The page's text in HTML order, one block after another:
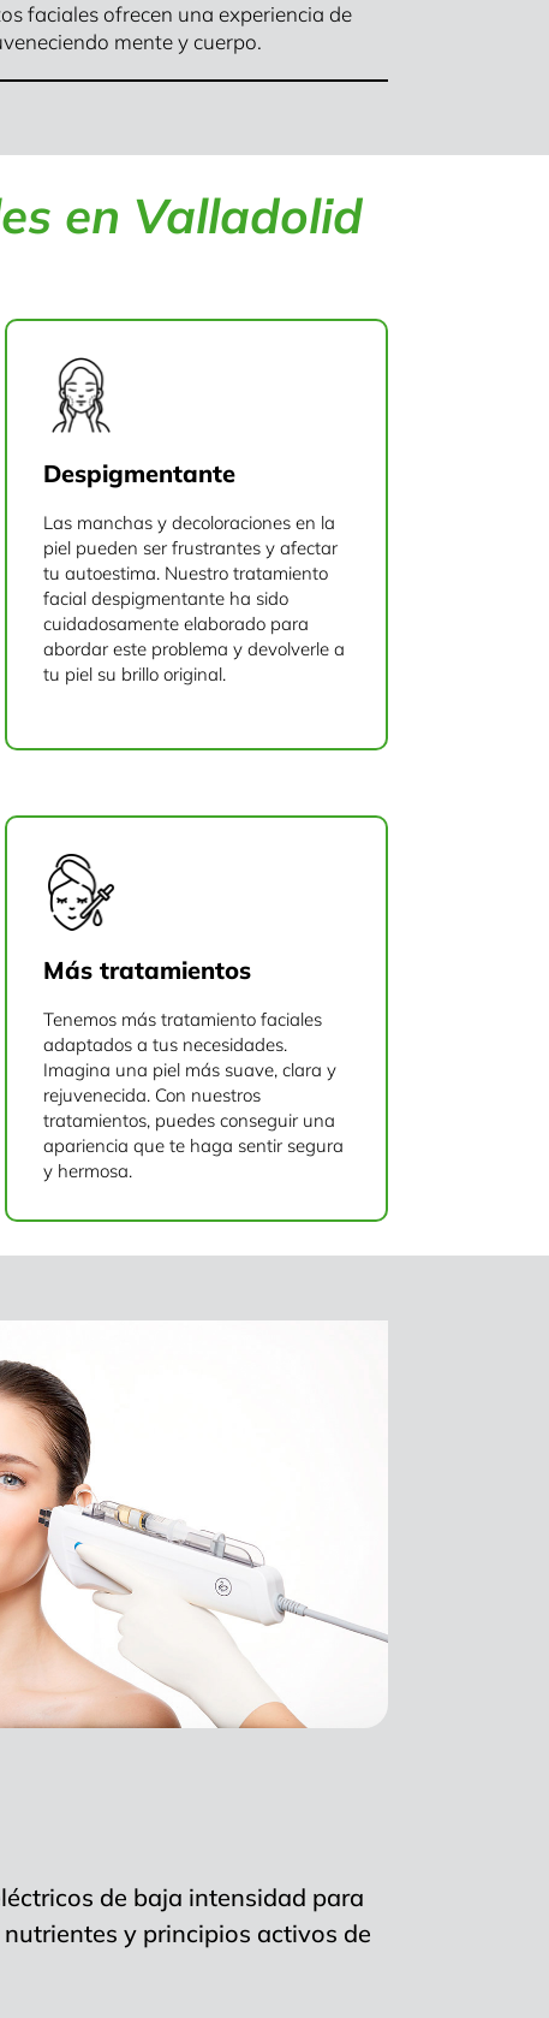
faciales ofrecen una experiencia de
mente y cuerpo.
en Valladolid
Despigmentante
Las manchas y decoloraciones en la
piel pueden ser frustrantes y afectar
tu autoestima. Nuestro tratamiento
facial despigmentante ha sido
cuidadosamente elaborado para
abordar este problema y devolverle a
tu piel su brillo original.
Más tratamientos
Tenemos más tratamiento faciales
adaptados a tus necesidades.
Imagina una piel más suave, clara y
rejuvenecida. Con nuestros
tratamientos, puedes conseguir una
apariencia que te haga sentir segura
y hermosa.
de baja intensidad para
y principios activos de